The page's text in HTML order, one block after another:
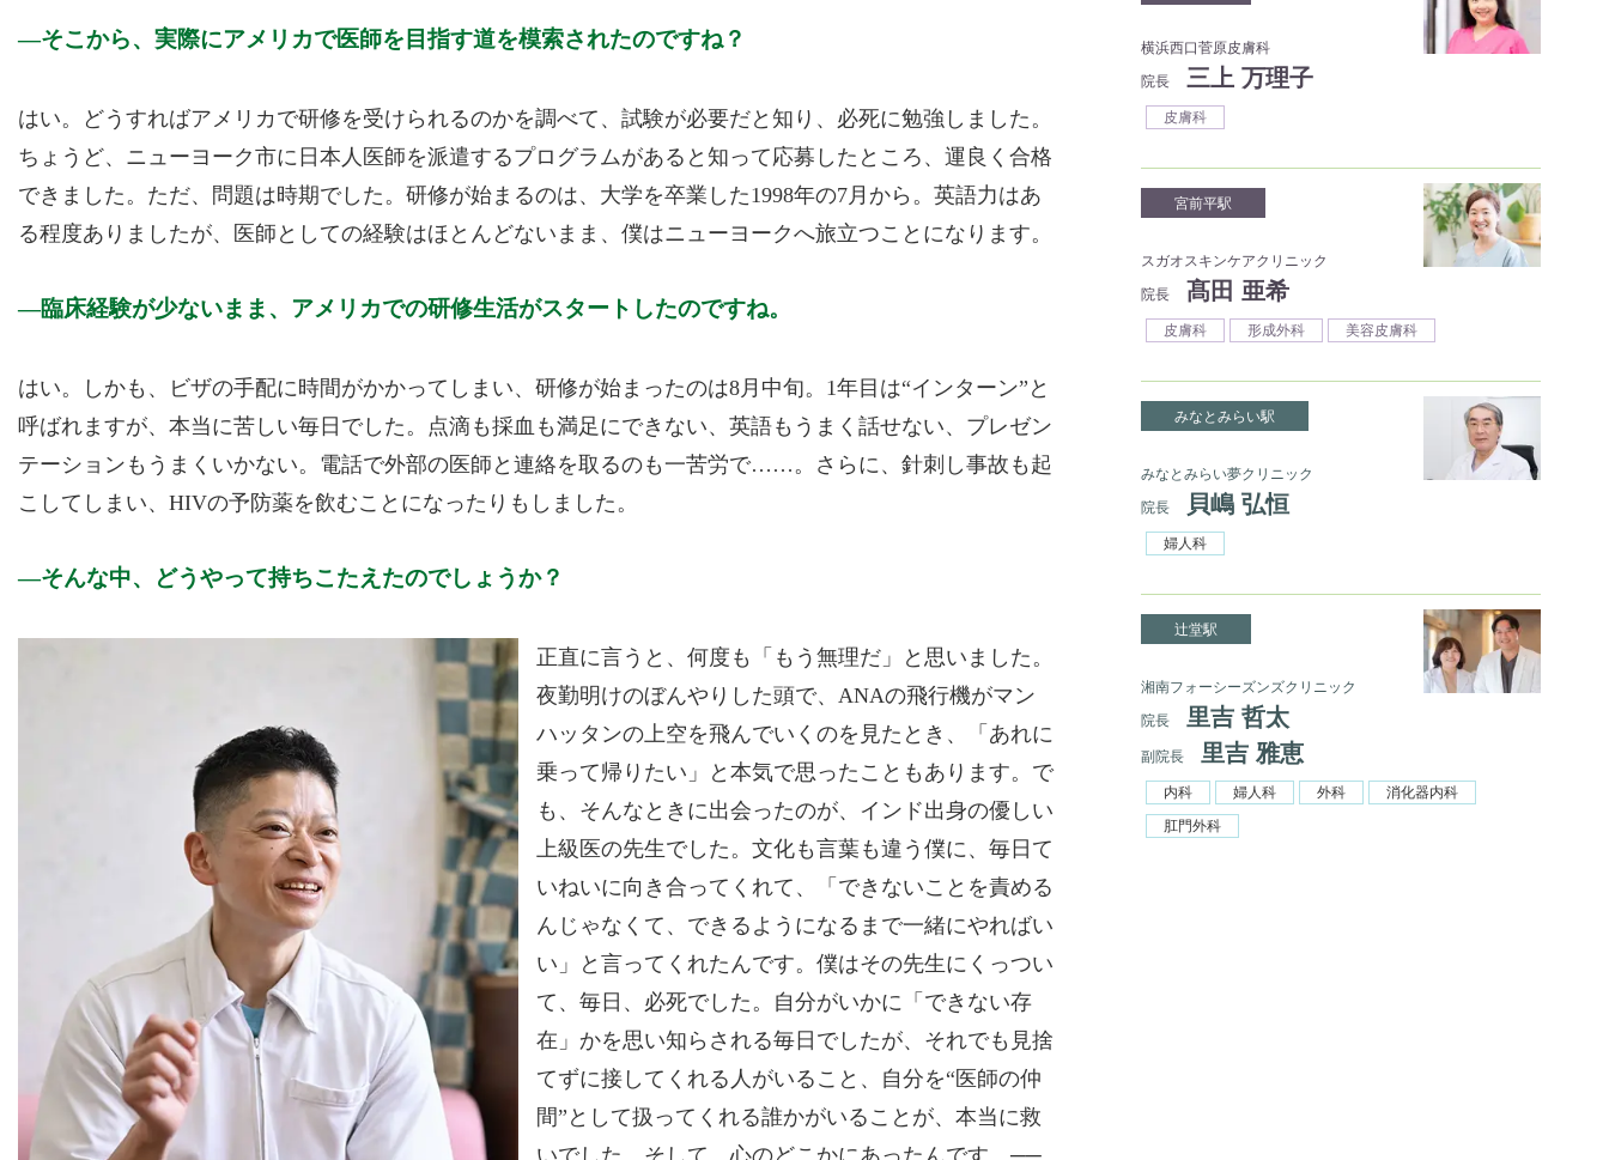
そこから、実際にアメリカで医師を目指す道を模索されたのですね？
はい。どうすればアメリカで研修を受けられるのかを調べて、試験が必要だと知り、必死に勉強しました。
ちょうど、ニューヨーク市に日本人医師を派遣するプログラムがあると知って応募したところ、運良く合格
できました。ただ、問題は時期でした。研修が始まるのは、大学を卒業した1998年の7月から。英語力はあ
る程度ありましたが、医師としての経験はほとんどないまま、僕はニューヨークへ旅立つことになります。
臨床経験が少ないまま、アメリカでの研修生活がスタートしたのですね。
はい。しかも、ビザの手配に時間がかかってしまい、研修が始まったのは8月中旬。1年目は“インターン”と
呼ばれますが、本当に苦しい毎日でした。点滴も採血も満足にできない、英語もうまく話せない、プレゼン
テーションもうまくいかない。電話で外部の医師と連絡を取るのも一苦労で……。さらに、針刺し事故も起
こしてしまい、HIVの予防薬を飲むことになったりもしました。
そんな中、どうやって持ちこたえたのでしょうか？
正直に言うと、何度も「もう無理だ」と思いました。
夜勤明けのぼんやりした頭で、ANAの飛行機がマン
ハッタンの上空を飛んでいくのを見たとき、「あれに
乗って帰りたい」と本気で思ったこともあります。で
も、そんなときに出会ったのが、インド出身の優しい
上級医の先生でした。文化も言葉も違う僕に、毎日て
いねいに向き合ってくれて、「できないことを責める
んじゃなくて、できるようになるまで一緒にやればい
い」と言ってくれたんです。僕はその先生にくっつい
て、毎日、必死でした。自分がいかに「できない存
在」かを思い知らされる毎日でしたが、それでも見捨
てずに接してくれる人がいること、自分を“医師の仲
間”として扱ってくれる誰かがいることが、本当に救
いでした。そして、心のどこかにあったんです。──
横浜西口菅原皮膚科
院長
三上 万理子
皮膚科
宮前平駅
スガオスキンケアクリニック
院長
髙田 亜希
皮膚科 形成外科 美容皮膚科
みなとみらい駅
みなとみらい夢クリニック
院長
貝嶋 弘恒
婦人科
辻堂駅
湘南フォーシーズンズクリニック
院長
里吉 哲太
副院長 里吉 雅恵
内科 婦人科 外科
消化器内科
肛門外科